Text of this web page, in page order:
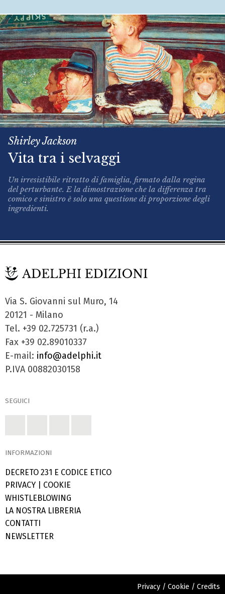
Shirley Jackson
Vita tra i selvaggi
Un irresistibile ritratto di famiglia, firmato dalla regina
del perturbante. E la dimostrazione che la differenza tra
comico e sinistro è solo una questione di proporzione degli
ingredienti.
Via S. Giovanni sul Muro, 14
20121 - Milano
Tel. +39 02.725731 (r.a.)
Fax +39 02.89010337
E-mail: info@adelphi.it
P.IVA 00882030158
SEGUICI
INFORMAZIONI
DECRETO 231 E CODICE ETICO
PRIVACY
COOKIE
WHISTLEBLOWING
LA NOSTRA LIBRERIA
CONTATTI
NEWSLETTER
Privacy / Cookie / Credits